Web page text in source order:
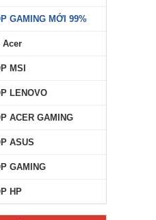
GAMING MỚI 99%
Acer
MSI
LENOVO
ACER GAMING
ASUS
GAMING
HP